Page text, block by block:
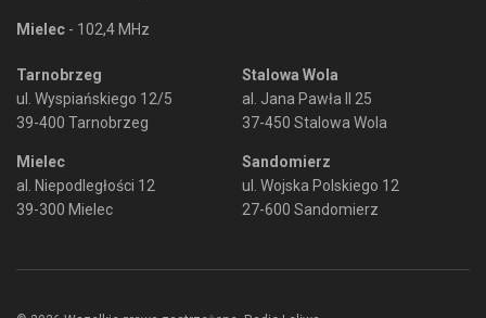
Mielec - 102,4 MHz
Tarnobrzeg
ul. Wyspiańskiego 12/5
39-400 Tarnobrzeg
Mielec
al. Niepodległości 12
39-300 Mielec
Stalowa Wola
al. Jana Pawła II 25
37-450 Stalowa Wola
Sandomierz
ul. Wojska Polskiego 12
27-600 Sandomierz